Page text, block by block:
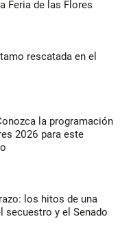
Feria de las Flores
rescatada en el
la programación
2026 para este
los hitos de una
secuestro y el Senado